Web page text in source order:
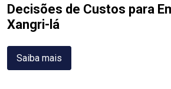
Decisões de Custos para
Xangri-lá
Saiba mais